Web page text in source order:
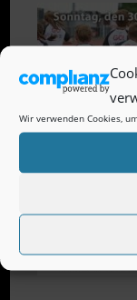
Wir verwenden Cookies,